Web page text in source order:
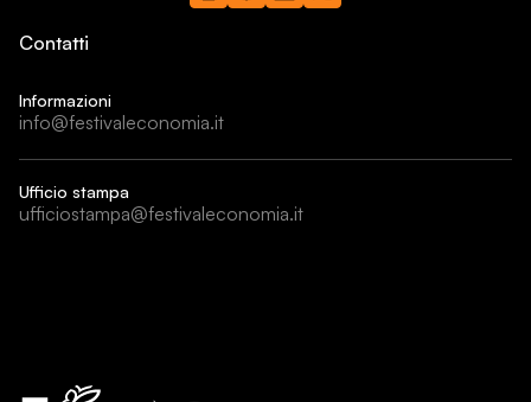
Contatti
Informazioni
info@festivaleconomia.it
Ufficio stampa
ufficiostampa@festivaleconomia.it